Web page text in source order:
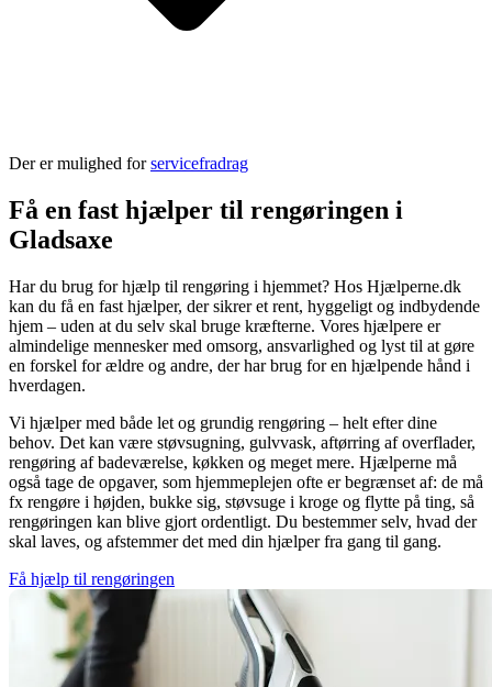
Der er mulighed forservicefradrag
Få en fast hjælper til rengøringen i
Gladsaxe
Har du brug for hjælp til rengøring i hjemmet? Hos Hjælperne.dk
kan du få en fast hjælper, der sikrer et rent, hyggeligt og indbydende
hjem – uden at du selv skal bruge kræfterne. Vores hjælpere er
almindelige mennesker med omsorg, ansvarlighed og lyst til at gøre
en forskel for ældre og andre, der har brug for en hjælpende hånd i
hverdagen.
Vi hjælper med både let og grundig rengøring – helt efter dine
behov. Det kan være støvsugning, gulvvask, aftørring af overflader,
rengøring af badeværelse, køkken og meget mere. Hjælperne må
også tage de opgaver, som hjemmeplejen ofte er begrænset af: de må
fx rengøre i højden, bukke sig, støvsuge i kroge og flytte på ting, så
rengøringen kan blive gjort ordentligt. Du bestemmer selv, hvad der
skal laves, og afstemmer det med din hjælper fra gang til gang.
Få hjælp til rengøringen